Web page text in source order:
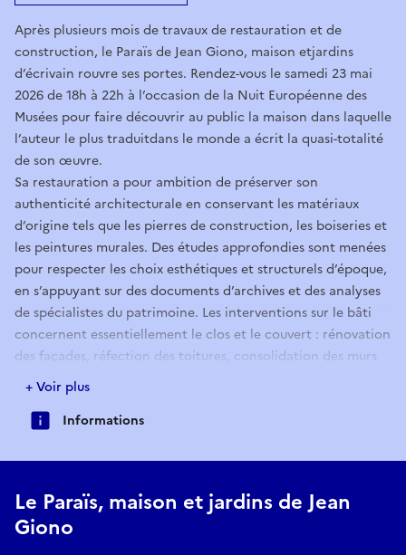
Après plusieurs mois de travaux de restauration et de
construction, le Paraïs de Jean Giono, maison etjardins
d’écrivain rouvre ses portes. Rendez-vous le samedi 23 mai
2026 de 18h à 22h à l’occasion de la Nuit Européenne des
Musées pour faire découvrir au public la maison dans laquelle
l’auteur le plus traduitdans le monde a écrit la quasi-totalité
de son œuvre.
Sa restauration a pour ambition de préserver son
authenticité architecturale en conservant les matériaux
d’origine tels que les pierres de construction, les boiseries et
les peintures murales. Des études approfondies sont menées
pour respecter les choix esthétiques et structurels d’époque,
en s’appuyant sur des documents d’archives et des analyses
de spécialistes du patrimoine. Les interventions sur le bâti
concernent essentiellement le clos et le couvert : rénovation
des façades, réfection des toitures, consolidation des murs
de soutènement, démolition et retrait des éléments
postérieurs à Jean Giono, rénovation de l’ensemble des
menuiseries extérieures, avec pour chaque intervention une
l’essentiel à protéger les collections patrimoniales
le temps. À l’intérieur, l’objectif est double : dans la
continuité des travaux sur le clos et le couvert, le projet
+ Voir plus
Informations
Le Paraïs, maison et jardins de Jean
Giono